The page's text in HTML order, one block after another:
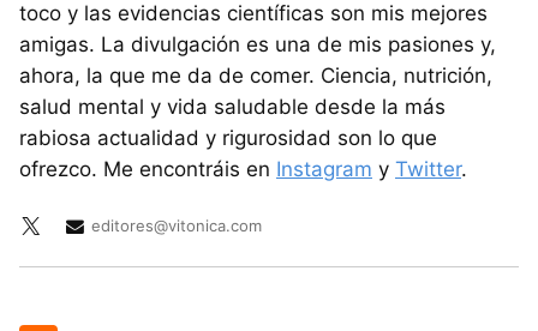
toco y las evidencias científicas son mis mejores
amigas. La divulgación es una de mis pasiones y,
ahora, la que me da de comer. Ciencia, nutrición,
salud mental y vida saludable desde la más
rabiosa actualidad y rigurosidad son lo que
ofrezco. Me encontráis en Instagram y Twitter.
editores@vitonica.com